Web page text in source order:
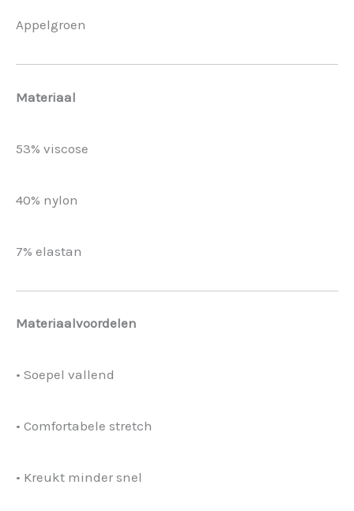
Appelgroen
Materiaal
53% viscose
40% nylon
7% elastan
Materiaalvoordelen
• Soepel vallend
• Comfortabele stretch
• Kreukt minder snel